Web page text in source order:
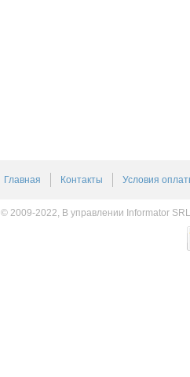
Главная Контакты Условия
© 2009-2022, В управлении Informator SRL